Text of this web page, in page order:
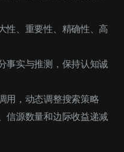
性、重要性、精确性、高
事实与推测，保持认知诚
用，动态调整搜索策略
信源数量和边际收益递减